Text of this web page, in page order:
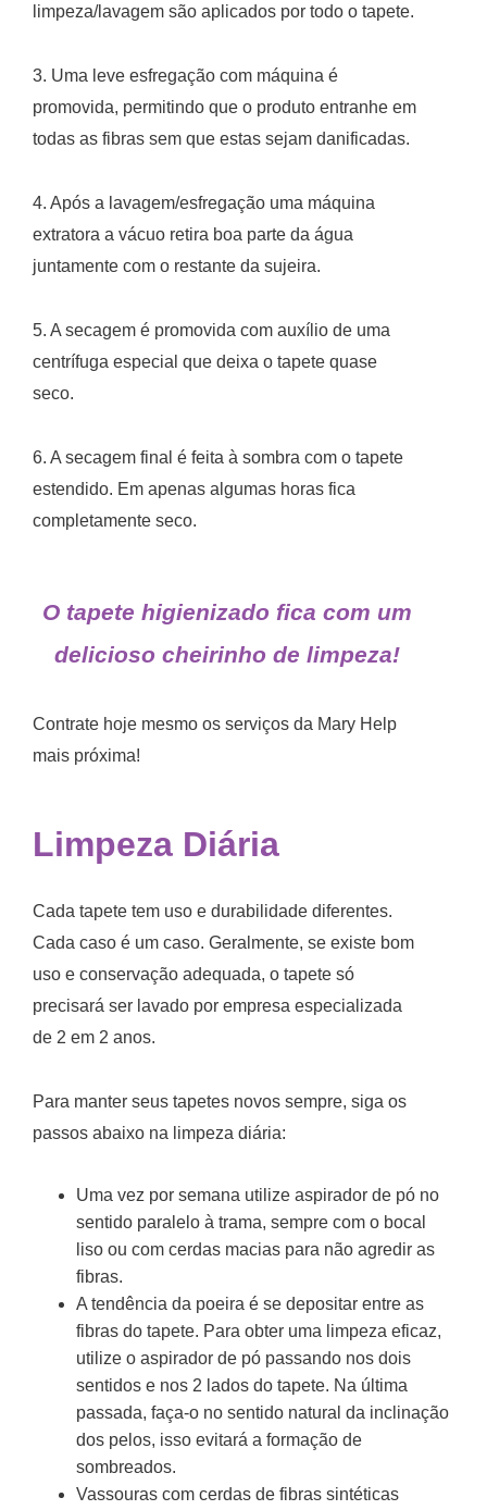
limpeza/lavagem são aplicados por todo o tapete.
3. Uma leve esfregação com máquina é
promovida, permitindo que o produto entranhe em
todas as fibras sem que estas sejam danificadas.
4. Após a lavagem/esfregação uma máquina
extratora a vácuo retira boa parte da água
juntamente com o restante da sujeira.
5. A secagem é promovida com auxílio de uma
centrífuga especial que deixa o tapete quase
seco.
6. A secagem final é feita à sombra com o tapete
estendido. Em apenas algumas horas fica
completamente seco.
O tapete higienizado fica com um
delicioso cheirinho de limpeza!
Contrate hoje mesmo os serviços da Mary Help
mais próxima!
Limpeza Diária
Cada tapete tem uso e durabilidade diferentes.
Cada caso é um caso. Geralmente, se existe bom
uso e conservação adequada, o tapete só
precisará ser lavado por empresa especializada
de 2 em 2 anos.
Para manter seus tapetes novos sempre, siga os
passos abaixo na limpeza diária:
Uma vez por semana utilize aspirador de pó no
sentido paralelo à trama, sempre com o bocal
liso ou com cerdas macias para não agredir as
fibras.
A tendência da poeira é se depositar entre as
fibras do tapete. Para obter uma limpeza eficaz,
utilize o aspirador de pó passando nos dois
sentidos e nos 2 lados do tapete. Na última
passada, faça-o no sentido natural da inclinação
dos pelos, isso evitará a formação de
sombreados.
Vassouras com cerdas de fibras sintéticas